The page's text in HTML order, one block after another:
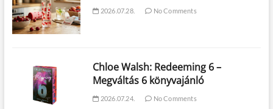
2026.07.28. No Comments
Chloe Walsh: Redeeming 6 –
Megváltás 6 könyvajánló
2026.07.24. No Comments